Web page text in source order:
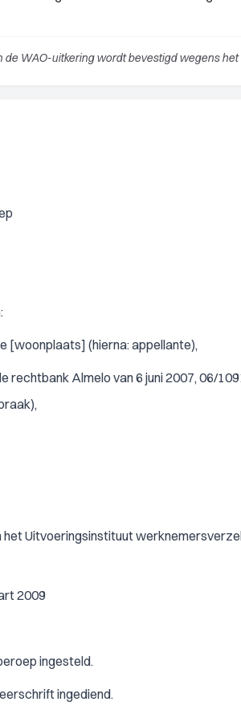
de WAO-uitkering wordt bevestigd wegens
[woonplaats] (hierna: appellante),
rechtbank Almelo van 6 juni 2007, 06/
het Uitvoeringsinstituut
2009
ingesteld.
ingediend.